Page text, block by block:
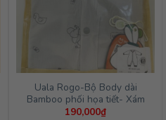
Uala Rogo-Bộ Body dài
Bamboo phối họa tiết- Xám
190,000₫